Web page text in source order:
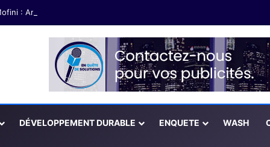
: Amener les partenaires à soutenir les exploitations agricoles
DÉVELOPPEMENT DURABLE ENQUETE WASH